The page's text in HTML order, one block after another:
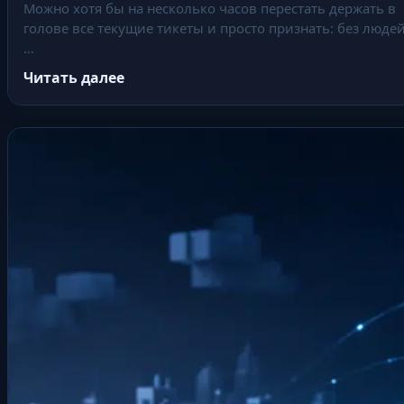
Можно хотя бы на несколько часов перестать держать в
голове все текущие тикеты и просто признать: без
…
Читать далее
С
е